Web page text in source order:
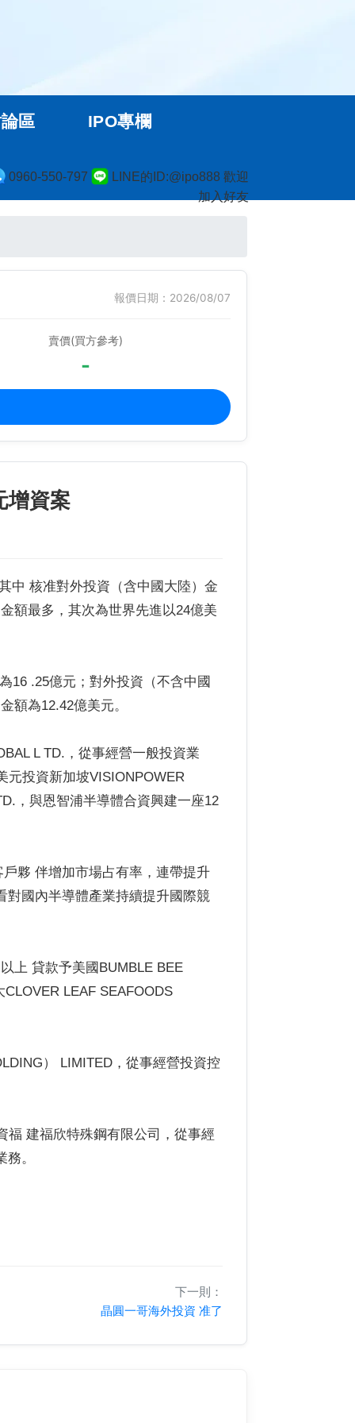
0960-550-797
LINE的ID:@ipo888 歡迎
加入好友
區 IPO專欄
報價日期：2026/08/07
賣價(買方參考)
-
增資案
中 核准對外投資（含中國大陸）金
額最多，其次為世界先進以24億美
16 .25億元；對外投資（不含中國
額為12.42億美元。
L TD.，從事經營一般投資業
元投資新加坡VISIONPOWER
，與恩智浦半導體合資興建一座12
夥 伴增加市場占有率，連帶提升
對國內半導體產業持續提升國際競
上 貸款予美國BUMBLE BEE
LEAF SEAFOODS
） LIMITED，從事經營投資控
福 建福欣特殊鋼有限公司，從事經
。
下一則：
晶圓一哥海外投資 准了